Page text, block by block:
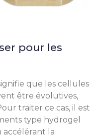
pour les
que les cellules
être évolutives,
traiter ce cas, il est
type hydrogel
accélérant la